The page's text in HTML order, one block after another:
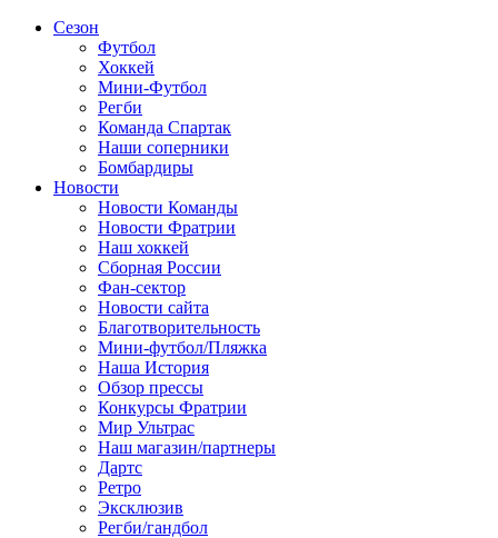
Сезон
Футбол
Хоккей
Мини-Футбол
Регби
Команда Спартак
Наши соперники
Бомбардиры
Новости
Новости Команды
Новости Фратрии
Наш хоккей
Сборная России
Фан-cектор
Новости сайта
Благотворительность
Мини-футбол/Пляжка
Наша История
Обзор прессы
Конкурсы Фратрии
Мир Ультрас
Наш магазин/партнеры
Дартс
Ретро
Эксклюзив
Регби/гандбол